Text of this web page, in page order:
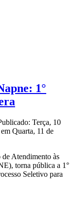
1°
Terça, 10
Quarta, 11 de
Atendimento às
torna pública a 1°
Seletivo para